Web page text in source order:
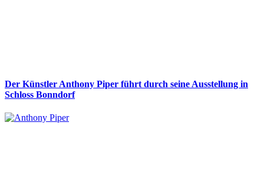
Der Künstler Anthony Piper führt durch seine Ausstellung in
Schloss Bonndorf